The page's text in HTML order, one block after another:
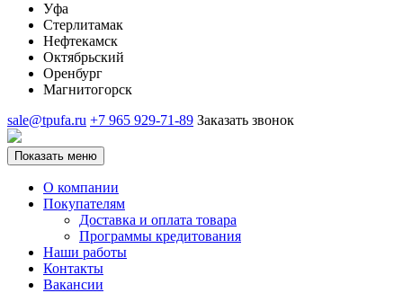
Уфа
Стерлитамак
Нефтекамск
Октябрьский
Оренбург
Магнитогорск
sale@tpufa.ru +7 965 929-71-89 Заказать звонок
Показать меню
О компании
Покупателям
Доставка и оплата товара
Программы кредитования
Наши работы
Контакты
Вакансии